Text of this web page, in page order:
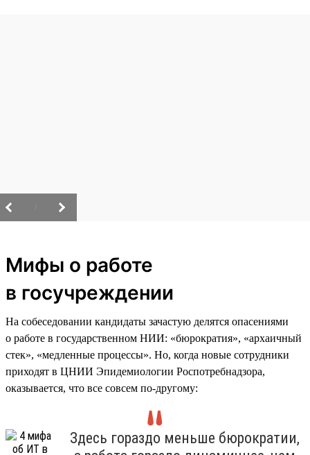
Мифы о работе
в госучреждении
На собеседовании кандидаты зачастую делятся опасениями
о работе в государственном НИИ: «бюрократия», «архаичный
стек», «медленные процессы». Но, когда новые сотрудники
приходят в ЦНИИ Эпидемиологии Роспотребнадзора,
оказывается, что все совсем по-другому:
Здесь гораздо меньше бюрократии,